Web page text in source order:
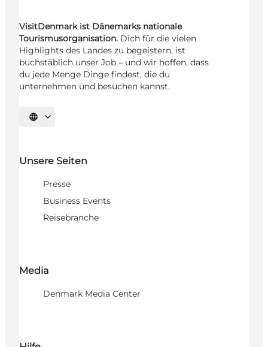
VisitDenmark ist Dänemarks nationale
Tourismusorganisation. Dich für die vielen
Highlights des Landes zu begeistern, ist
buchstäblich unser Job – und wir hoffen, dass
du jede Menge Dinge findest, die du
unternehmen und besuchen kannst.
Sprache auswählen
Unsere Seiten
Presse
Business Events
Reisebranche
Media
Denmark Media Center